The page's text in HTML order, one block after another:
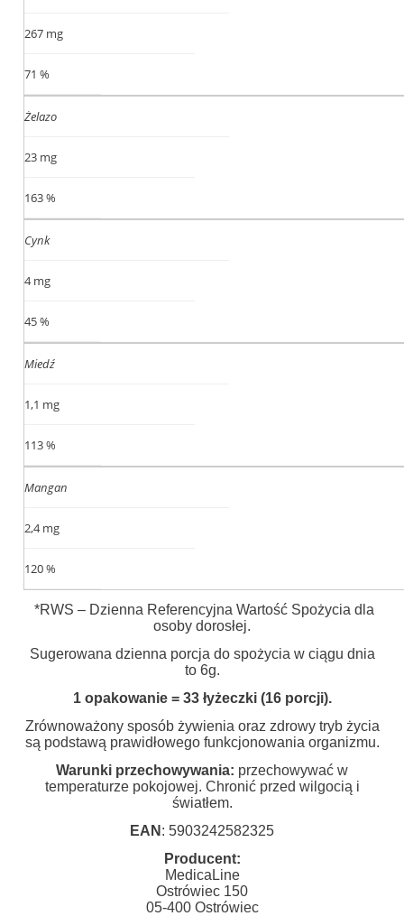
267 mg
71 %
Żelazo
23 mg
163 %
Cynk
4 mg
45 %
Miedź
1,1 mg
113 %
Mangan
2,4 mg
120 %
*RWS – Dzienna Referencyjna Wartość Spożycia dla
osoby dorosłej.
Sugerowana dzienna porcja do spożycia w ciągu dnia
to 6g.
1 opakowanie = 33 łyżeczki (16 porcji).
Zrównoważony sposób żywienia oraz zdrowy tryb życia
są podstawą prawidłowego funkcjonowania organizmu.
Warunki przechowywania: przechowywać w
temperaturze pokojowej. Chronić przed wilgocią i
światłem.
EAN : 5903242582325
Producent:
MedicaLine
Ostrówiec 150
05-400 Ostrówiec